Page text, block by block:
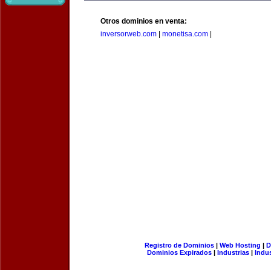
Otros dominios en venta:
inversorweb.com
monetisa.com
Registro de Dominios| Web Hosting |
Dominios Expirados | Industrias |